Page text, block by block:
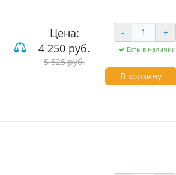
(LED)
Цена:
4 250 руб.
5 525 руб.
- +
Есть в наличии
В корзину